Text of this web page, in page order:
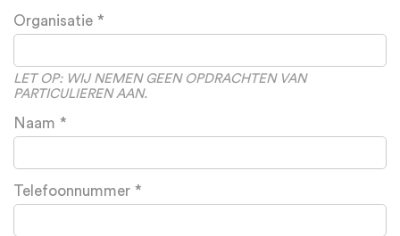
Leave
this
blank
Organisatie
LET OP: WIJ NEMEN GEEN OPDRACHTEN VAN
PARTICULIEREN AAN.
Naam
Telefoonnummer